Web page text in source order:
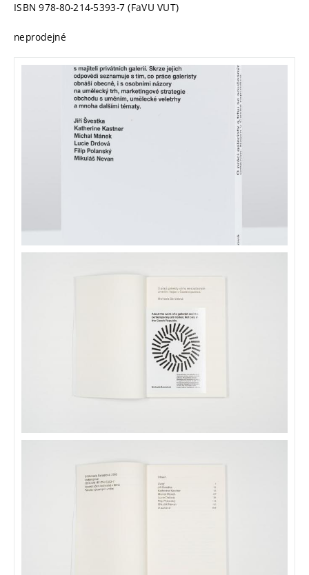
ISBN 978‑80‑214‑5393‑7 (FaVU VUT)
neprodejné